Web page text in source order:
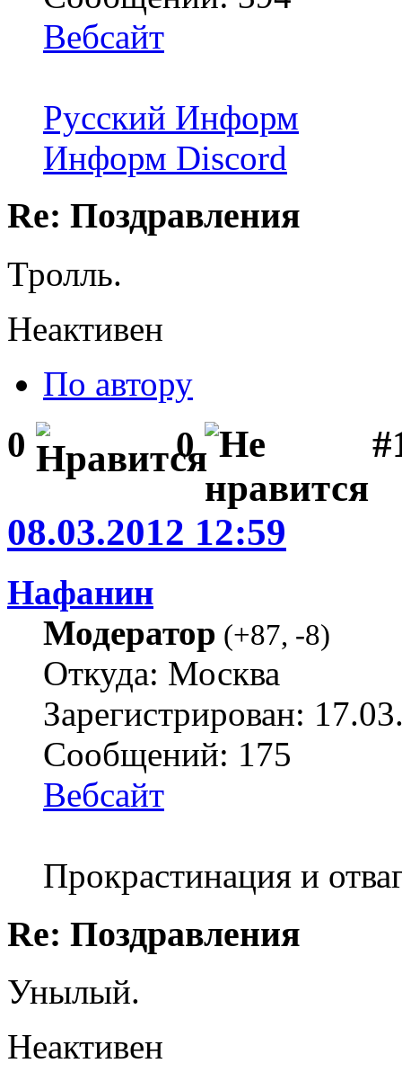
Вебсайт
Русский Информ
Информ Discord
Re: Поздравления
Тролль.
Неактивен
По автору
0 0
08.03.2012 12:59
Нафанин
Модератор (+87, -8)
Откуда: Москва
Зарегистрирован:
Сообщений: 175
Вебсайт
Прокрастинация и
Re: Поздравления
Унылый.
Неактивен